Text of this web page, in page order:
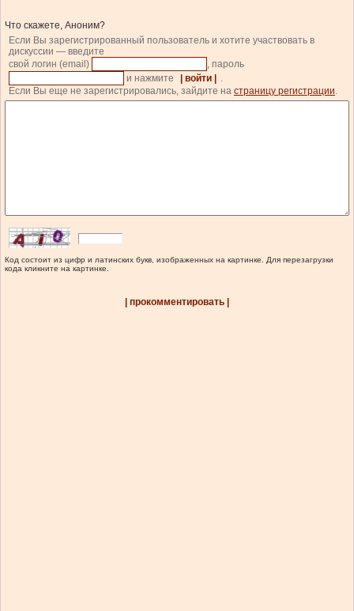
Что скажете, Аноним?
Если Вы зарегистрированный пользователь и хотите участвовать в
дискуссии — введите
свой логин (email)
, пароль
и нажмите
| войти |
.
Если Вы еще не зарегистрировались, зайдите на страницу регистрации.
Код состоит из цифр и латинских букв, изображенных на картинке. Для перезагрузки
кода кликните на картинке.
| прокомментировать |